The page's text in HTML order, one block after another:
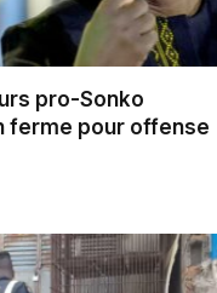
pro-Sonko
ferme pour offense